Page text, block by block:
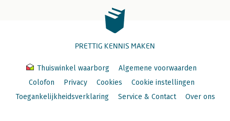
PRETTIG KENNIS MAKEN
Thuiswinkel waarborg
Algemene voorwaarden
Colofon
Privacy Cookies
Cookie instellingen
Toegankelijkheidsverklaring
Service & Contact Over ons